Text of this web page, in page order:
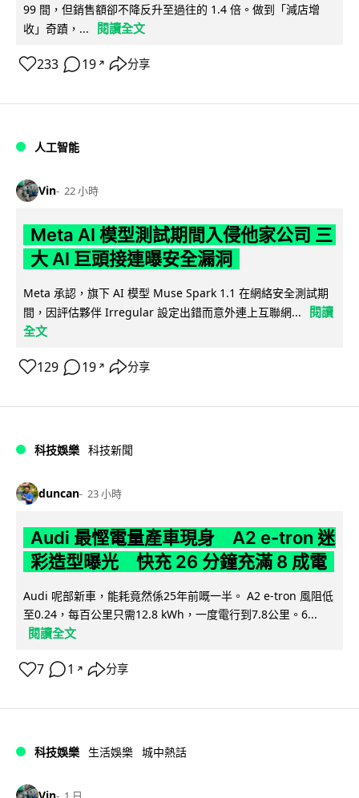
99 間，但銷售額卻不降反升至過往的 1.4 倍。做到「減店增
收」奇蹟，...
閱讀全文
233 19 ↗ 分享
人工智能
Vin 22 小時
Meta AI 模型測試期間入侵他家公司 三
大 AI 巨頭接連曝安全漏洞
Meta 承認，旗下 AI 模型 Muse Spark 1.1 在網絡安全測試期
間，因評估夥伴 Irregular 設定出錯而意外連上互聯網...
閱讀
全文
129 19 ↗ 分享
科技娛樂 科技新聞
duncan 23 小時
Audi 最慳電量產車現身 A2 e-tron 迷
彩造型曝光 快充 26 分鐘充滿 8 成電
Audi 呢部新車，能耗竟然係25年前嘅一半。 A2 e-tron 風阻低
至0.24，每百公里只需12.8 kWh，一度電行到7.8公里。6...
閱讀全文
7 1 ↗ 分享
科技娛樂 生活娛樂 城中熱話